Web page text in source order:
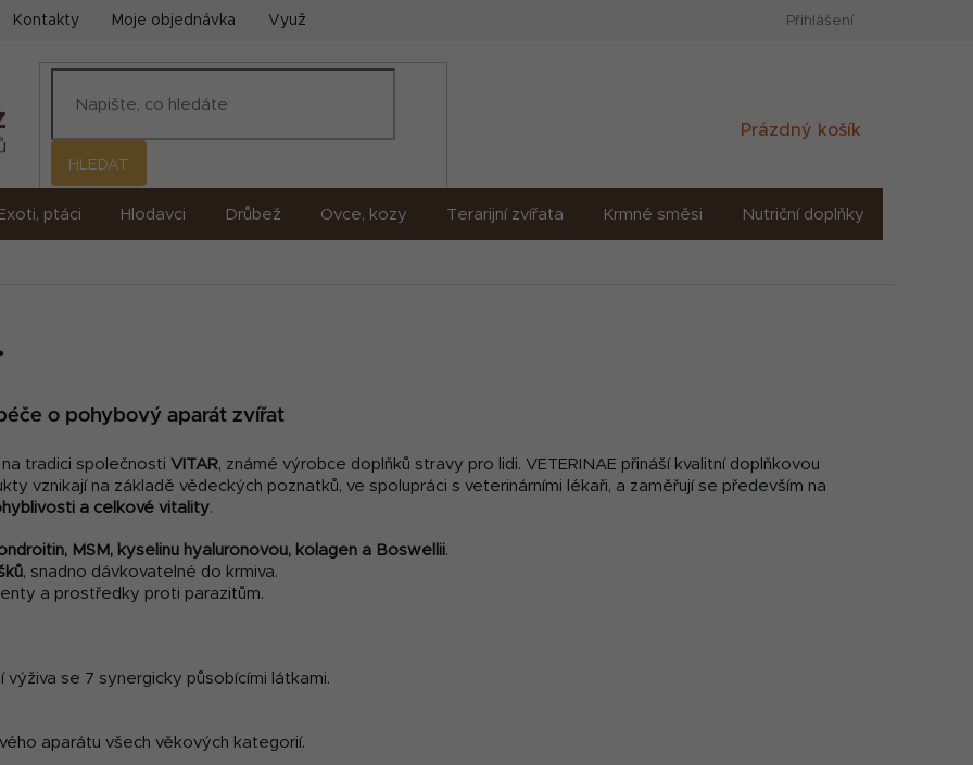
Kontakty Moje objednávka Využití umělé inteligence (AI) Přihlášení
HLEDAT
Nákupní
Prázdný košík
Exoti, ptáci Hlodavci Drůbež Ovce, kozy Terarijní zvířata Krmné směsi Nutriční doplňky
o pohybový aparát zvířat
tradici společnosti VITAR, známé výrobce doplňků stravy pro lidi. VETERINAE přináší kvalitní doplňkovou
vznikají na základě vědeckých poznatků, ve spolupráci s veterinárními lékaři, a zaměřují se především na
a celkové vitality.
MSM, kyselinu hyaluronovou, kolagen a Boswellii.
, snadno dávkovatelné do krmiva.
a prostředky proti parazitům.
výživa se 7 synergicky působícími látkami.
aparátu všech věkových kategorií.